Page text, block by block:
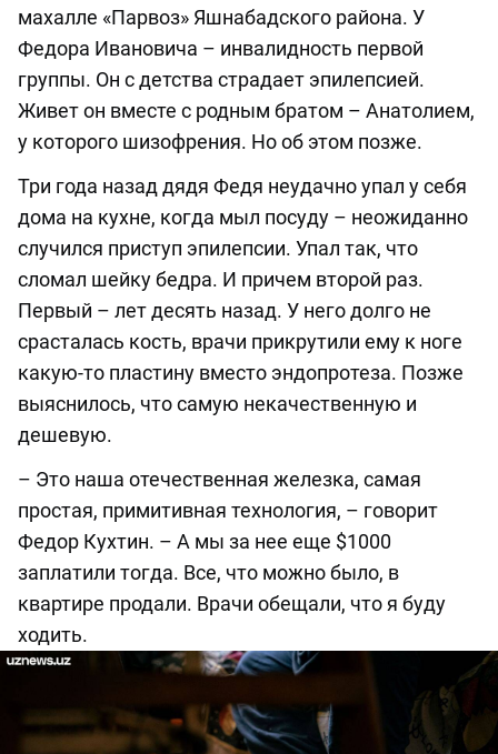
махалле «Парвоз» Яшнабадского района. У
Федора Ивановича – инвалидность первой
группы. Он с детства страдает эпилепсией.
Живет он вместе с родным братом – Анатолием,
у которого шизофрения. Но об этом позже.
Три года назад дядя Федя неудачно упал у себя
дома на кухне, когда мыл посуду – неожиданно
случился приступ эпилепсии. Упал так, что
сломал шейку бедра. И причем второй раз.
Первый – лет десять назад. У него долго не
срасталась кость, врачи прикрутили ему к ноге
какую-то пластину вместо эндопротеза. Позже
выяснилось, что самую некачественную и
дешевую.
– Это наша отечественная железка, самая
простая, примитивная технология, – говорит
Федор Кухтин. – А мы за нее еще $1000
заплатили тогда. Все, что можно было, в
квартире продали. Врачи обещали, что я буду
ходить.